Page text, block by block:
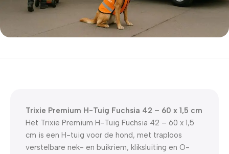
5% korting met code
Trixie Premium H-Tuig Fuchsia 42 – 60 x 1,5 cm
Het Trixie Premium H-Tuig Fuchsia 42 – 60 x 1,5
cm is een H-tuig voor de hond, met traploos
verstelbare nek- en buikriem, kliksluiting en O-